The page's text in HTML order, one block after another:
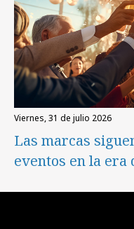
viernes, 31 de julio 2026
Las marcas
eventos en la era